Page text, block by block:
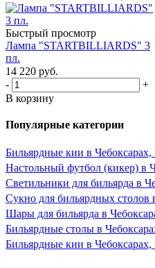
Быстрый просмотр
Лампа "STARTBILLIARDS" 3
пл.
14 220 руб.
-
+
В корзину
Популярные категории
Бильярдные кии в Чебоксарах,
Настольный футбол (кикер) в
Светильники для бильярда в
Сукно для бильярдных столов
Шары для бильярда в
Бильярдные столы в
Бильярдные кии в Чебоксарах,